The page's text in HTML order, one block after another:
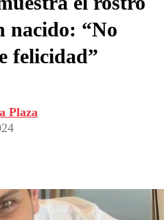
nacido: “No
felicidad”
Plaza